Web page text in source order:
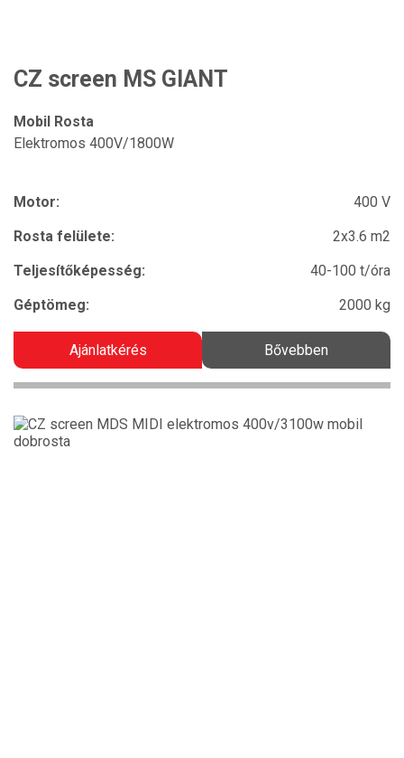
CZ screen MS GIANT
Mobil Rosta
Elektromos 400V/1800W
Motor:
400 V
Rosta felülete:
2x3.6 m2
Teljesítőképesség:
40-100 t/óra
Géptömeg:
2000 kg
Ajánlatkérés Bővebben